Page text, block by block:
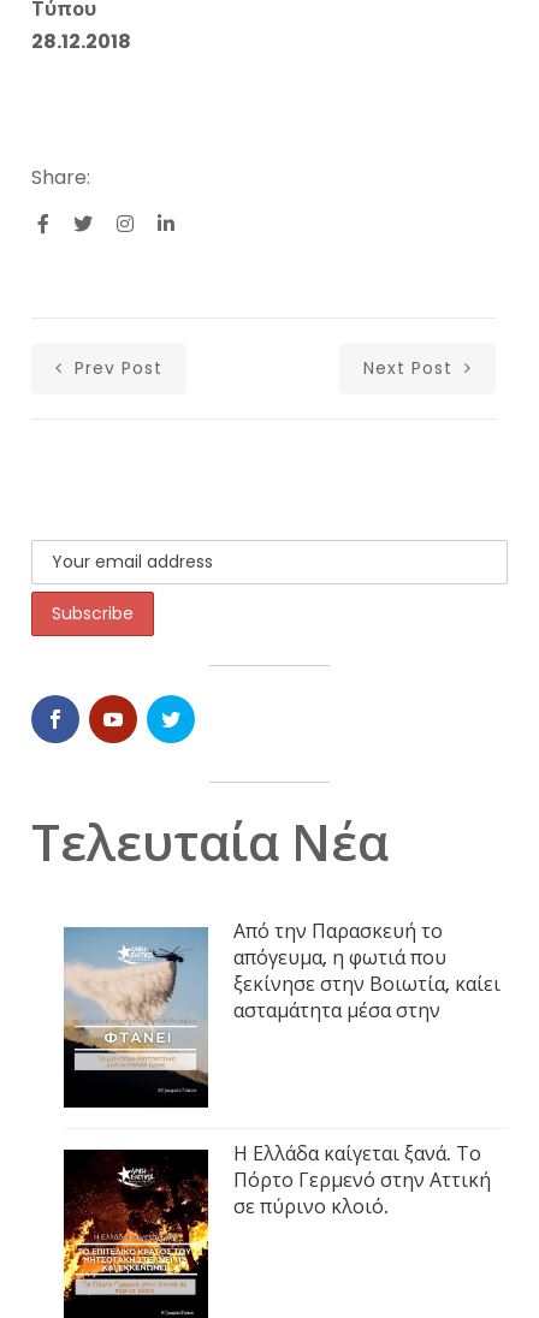
Τύπου
28.12.2018
Share:
Prev Post Next Post
Τελευταία Νέα
Από την Παρασκευή το
απόγευμα, η φωτιά που
ξεκίνησε στην Βοιωτία, καίει
ασταμάτητα μέσα στην
Η Ελλάδα καίγεται ξανά. Το
Πόρτο Γερμενό στην Αττική
σε πύρινο κλοιό.